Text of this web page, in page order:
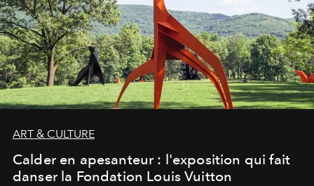
ART & CULTURE
Calder en apesanteur : l'exposition qui fait
danser la Fondation Louis Vuitton